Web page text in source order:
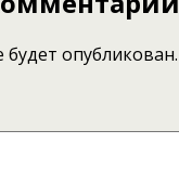
опубликован.